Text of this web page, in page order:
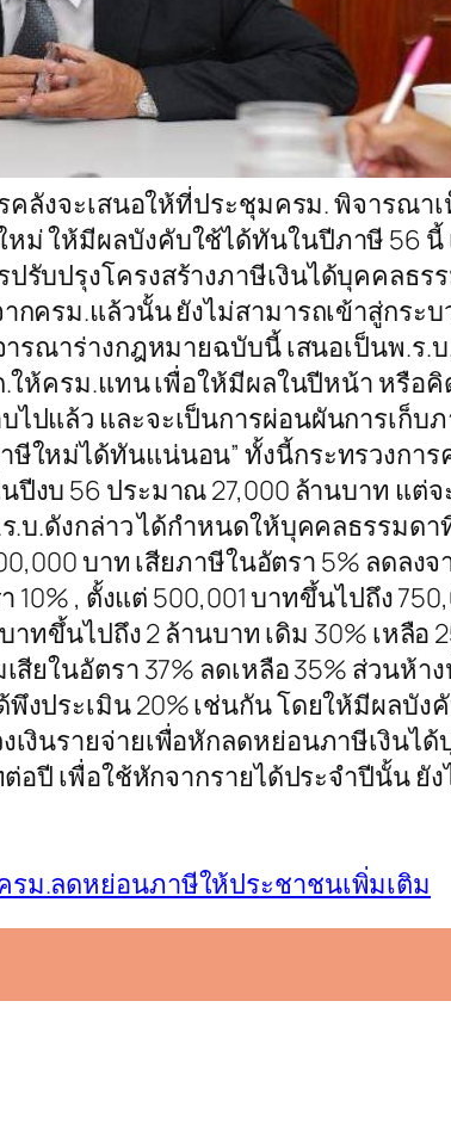
คลังจะเสนอให้ที่ประชุมครม. พิจารณ
ม่ ให้มีผลบังคับใช้ได้ทันในปีภาษี 56
รับปรุงโครงสร้างภาษีเงินได้บุคคลธ
กครม.แล้วนั้น ยังไม่สามารถเข้าสู่กร
รณาร่างกฎหมายฉบับนี้ เสนอเป็นพ.ร
ให้ครม.แทน เพื่อให้มีผลในปีหน้า หรือ
ปแล้ว และจะเป็นการผ่อนผันการเก็
ใหม่ได้ทันแน่นอน” ทั้งนี้กระทรวงกา
ปีงบ 56 ประมาณ 27,000 ล้านบาท แ
.บ.ดังกล่าว ได้กำหนดให้บุคคลธรรมด
บาท เสียภาษีในอัตรา 5% ลดล
10% , ตั้งแต่ 500,001 บาทขึ้นไปถึง
าทขึ้นไปถึง 2 ล้านบาท เดิม 30% เหลื
สียในอัตรา 37% ลดเหลือ 35% ส่วน
งประเมิน 20% เช่นกัน โดยให้มีผลบั
เงินรายจ่ายเพื่อหักลดหย่อนภาษีเงิน
อปี เพื่อใช้หักจากรายได้ประจำปีนั้น
รม.ลดหย่อนภาษีให้ประชาชนเพิ่มเติม